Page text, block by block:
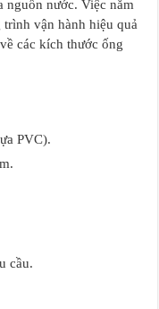
nguồn nước. Việc nắm
vận hành hiệu quả
các kích thước ống
PVC).
cầu.